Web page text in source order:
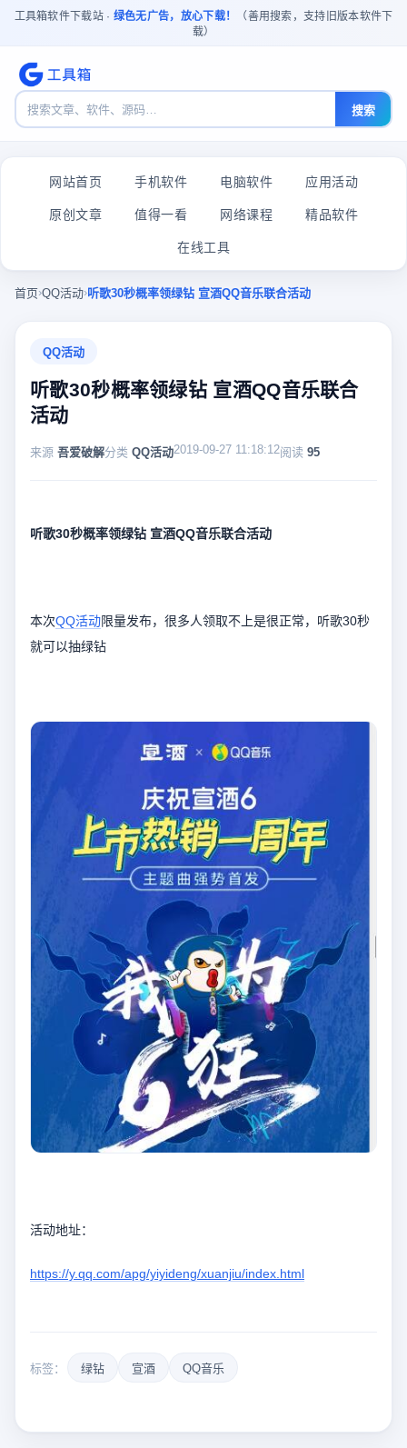
工具箱软件下载站 · 绿色无广告，放心下载！
（善用搜索，支持旧版本软件下
载）
搜索
网站首页 手机软件 电脑软件 应用活动
原创文章 值得一看 网络课程 精品软件
在线工具
首页›QQ活动›听歌30秒概率领绿钻 宣酒QQ音乐联合活动
QQ活动
听歌30秒概率领绿钻 宣酒QQ音乐联合
活动
来源 吾爱破解分类 QQ活动2019-09-27 11:18:12阅读 95
听歌30秒概率领绿钻 宣酒QQ音乐联合活动
本次QQ活动限量发布，很多人领取不上是很正常，听歌30秒
就可以抽绿钻
活动地址：
https://y.qq.com/apg/yiyideng/xuanjiu/index.html
标签： 绿钻 宣酒 QQ音乐